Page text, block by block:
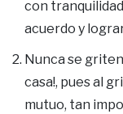
con
acuerdo y
Nunca se
casa!, pues al
mutuo, tan